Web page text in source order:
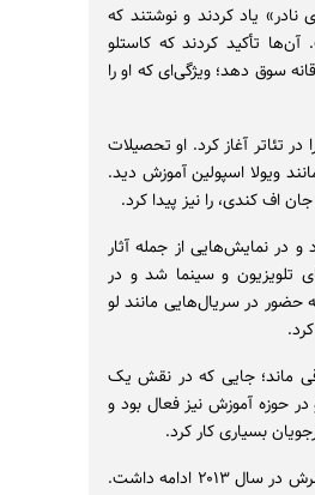
نادر» یاد کردند و نوشتند که
تأکید کردند که کاستلو
سوق دهد؛ ویژگی‌ای که او را
در تئاتر آغاز کرد. او تحصیلات
ویولا اسپولین آموزش دید.
اف کندی، را نیز پیدا کرد.
در نمایش‌هایی از جمله آثار
تلویزیون و سینما شد و در
حضور در سریال‌هایی مانند لو
ماند؛ جایی که در نقش یک
حوزه آموزش نیز فعال بود و
بسیاری کار کرد.
کاستلو با آلن آربس ازدواج کرده بود که این ازدواج تا زمان درگذشت همسرش در سال ۲۰۱۳ ادامه داشت.